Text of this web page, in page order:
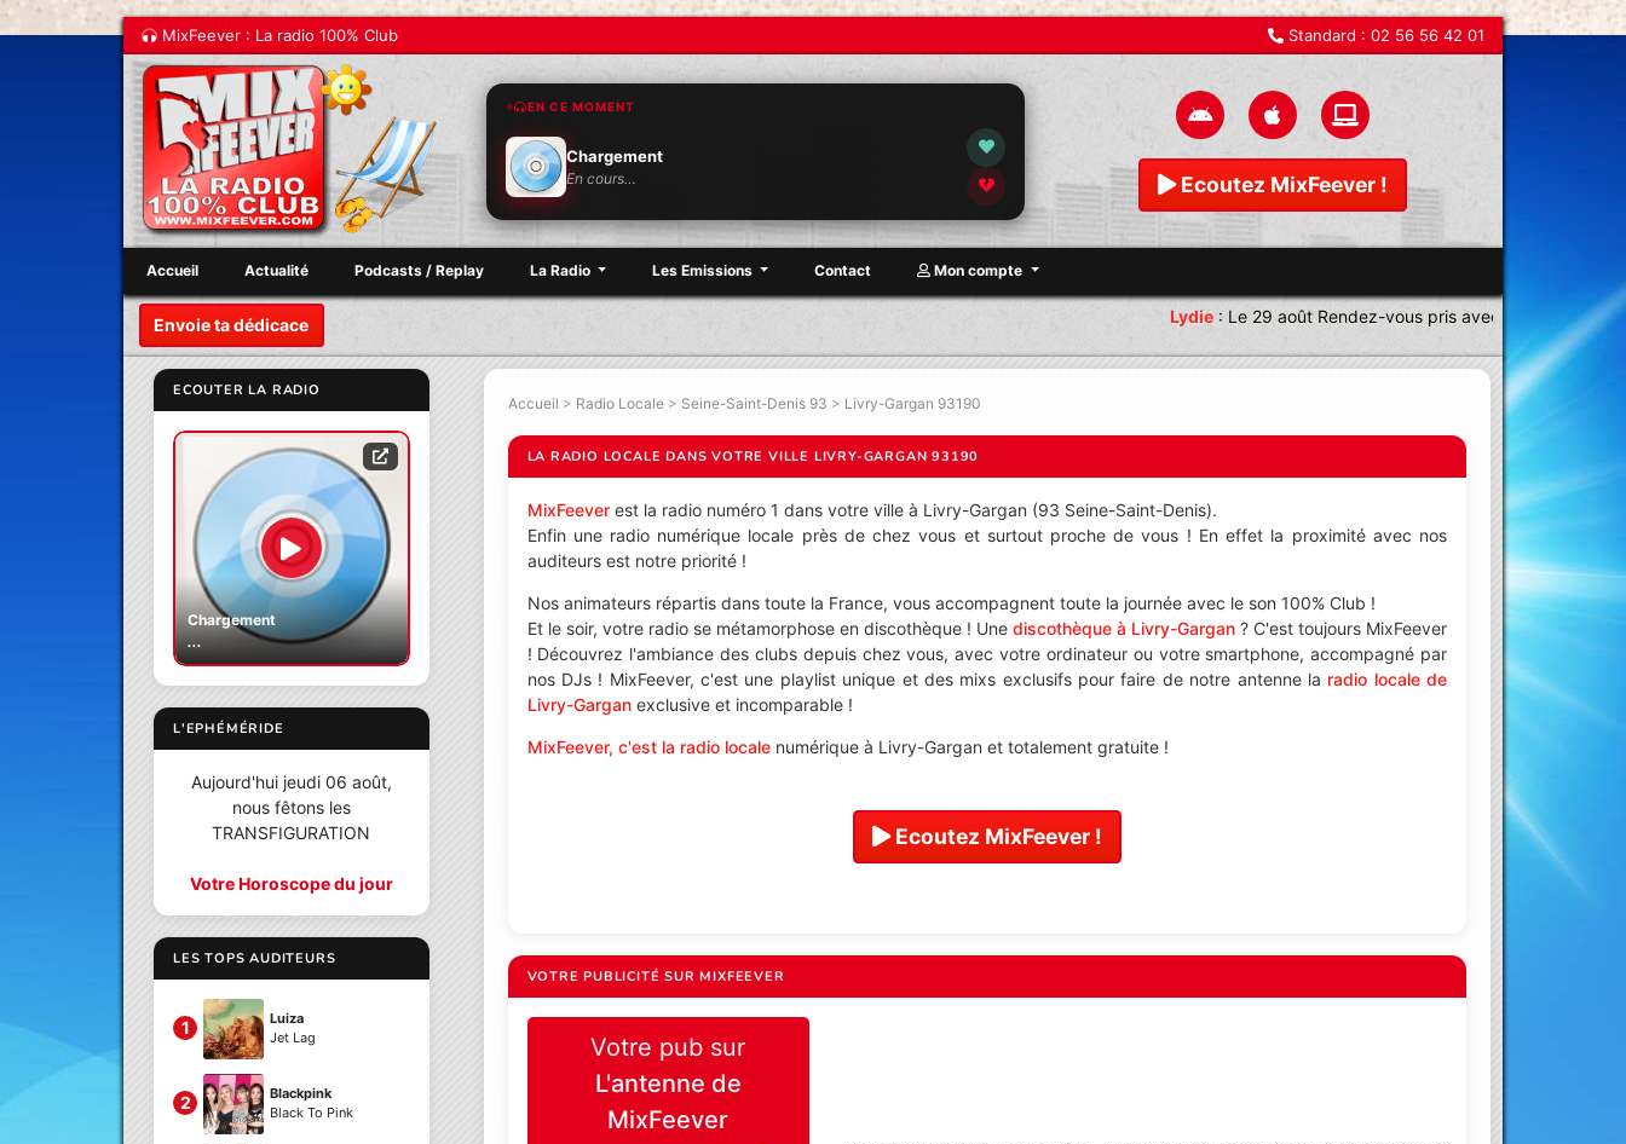
MixFeever : La radio 100% Club Standard : 02 56 56 42 01
EN CE MOMENT
Chargement
En cours… Ecoutez MixFeever !
Accueil Actualité Podcasts / Replay La Radio Les Emissions Contact Mon compte
Envoie ta dédicace Lydie:Le 29 août Rendez-vous pris avec une équipe
ECOUTER LA RADIO
Chargement
...
L'EPHÉMÉRIDE
Aujourd'hui jeudi 06 août,
nous fêtons les
TRANSFIGURATION
Votre Horoscope du jour
LES TOPS AUDITEURS
1
Luiza
Jet Lag
2
Blackpink
Black To Pink
Accueil > Radio Locale> Seine-Saint-Denis 93 > Livry-Gargan 93190
LA RADIO LOCALE DANS VOTRE VILLE LIVRY-GARGAN 93190
MixFeeverest la radio numéro 1 dans votre ville à Livry-Gargan (93 Seine-Saint-Denis).
Enfin une radio numérique locale près de chez vous et surtout proche de vous ! En effet la proximité avec nos
auditeurs est notre priorité !
Nos animateurs répartis dans toute la France, vous accompagnent toute la journée avec le son 100% Club !
Et le soir, votre radio se métamorphose en discothèque ! Une discothèque à Livry-Gargan? C'est toujours MixFeever
! Découvrez l'ambiance des clubs depuis chez vous, avec votre ordinateur ou votre smartphone, accompagné par
nos DJs ! MixFeever, c'est une playlist unique et des mixs exclusifs pour faire de notre antenne la radio locale de
Livry-Garganexclusive et incomparable !
MixFeever, c'est la radio localenumérique à Livry-Gargan et totalement gratuite !
Ecoutez MixFeever !
VOTRE PUBLICITÉ SUR MIXFEEVER
Votre pub sur
L'antenne de
MixFeever